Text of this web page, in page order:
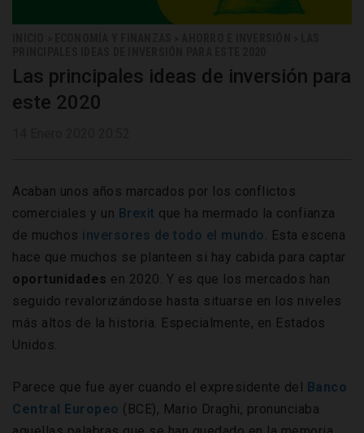
Las principales ideas de inversión para
este 2020
Acaban unos años marcados por los conflictos
comerciales y un Brexit que ha mermado la confianza
de muchos inversores de todo el mundo. Esta escena
hace que muchos se planteen si hay cabida para captar
oportunidades en 2020. Y es que los mercados han
seguido revalorizándose hasta situarse en los niveles
más altos de la historia. Especialmente, en Estados
Unidos.
Parece que fue ayer cuando el expresidente del Banco
Central Europeo (BCE), Mario Draghi, pronunciaba